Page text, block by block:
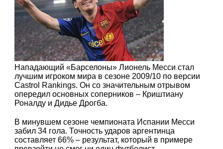
Нападающий «Барселоны» Лионель Месси стал
лучшим игроком мира в сезоне 2009/10 по версии
Castrol Rankings. Он со значительным отрывом
опередил основных соперников – Криштиану
Роналду и Дидье Дрогба.
В минувшем сезоне чемпионата Испании Месси
забил 34 гола. Точность ударов аргентинца
составляет 66% – результат, который в примере